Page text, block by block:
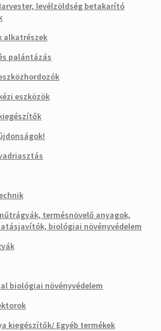
levélzöldség betakarító
alkatrészek
palántázás
eszközök
termésnövelő anyagok,
biológiai növényvédelem
biológiai növényvédelem
kiegészítők/ Egyéb termékek